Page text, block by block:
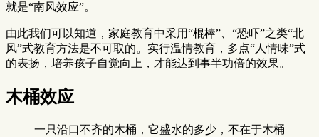
就是“南风效应”。
由此我们可以知道，家庭教育中采用“棍棒”、“恐吓”之类“北
风”式教育方法是不可取的。实行温情教育，多点“人情味”式
的表扬，培养孩子自觉向上，才能达到事半功倍的效果。
木桶效应
一只沿口不齐的木桶，它盛水的多少，不在于木桶